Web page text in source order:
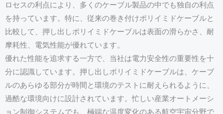
ロセスの利点により、多くのケーブル製品の中でも独自の利点
を持っています。特に、従来の巻き付けポリイミドケーブルと
比較して、押し出しポリイミドケーブルは表面の滑らかさ、耐
摩耗性、電気性能が優れています。
優れた性能を追求する一方で、当社は電力安全性の重要性を十
分に認識しています。押し出しポリイミドケーブルは、ケーブ
ルのあらゆる部分が時間と環境のテストに耐えられるように、
過酷な環境向けに設計されています。忙しい産業オートメーシ
ョン制御システムでも、極端な温度変化のある航空宇宙分野で